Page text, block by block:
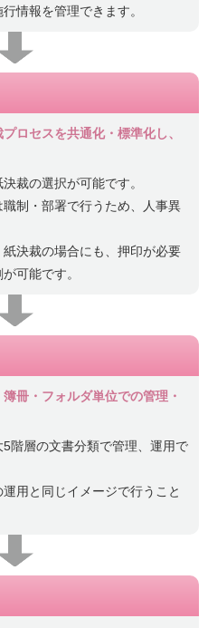
情報を管理できます。
ロセスを共通化・標準化し、
裁の選択が可能です。
制・部署で行うため、人事異
決裁の場合にも、押印が必要
可能です。
冊・フォルダ単位での管理・
階層の文書分類で管理、運用で
用と同じイメージで行うこと